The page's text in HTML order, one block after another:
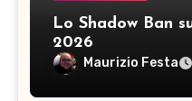
Lo Shadow Ban
2026
Maurizio Festa